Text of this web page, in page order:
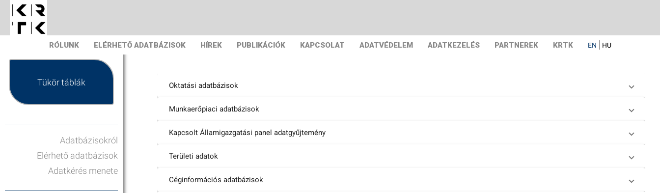
RÓLUNK ELÉRHETŐ ADATBÁZISOK HÍREK PUBLIKÁCIÓK KAPCSOLAT ADATVÉDELEM ADATKEZELÉS PARTNEREK KRTK EN HU
Tükör táblák
Adatbázisokról
Elérhető adatbázisok
Adatkérés menete
Oktatási adatbázisok
Munkaerőpiaci adatbázisok
Kapcsolt Államigazgatási panel adatgyűjtemény
Területi adatok
Céginformációs adatbázisok